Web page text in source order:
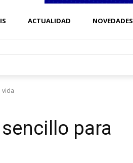
ACTUALIDAD NOVEDADES
vida
sencillo para